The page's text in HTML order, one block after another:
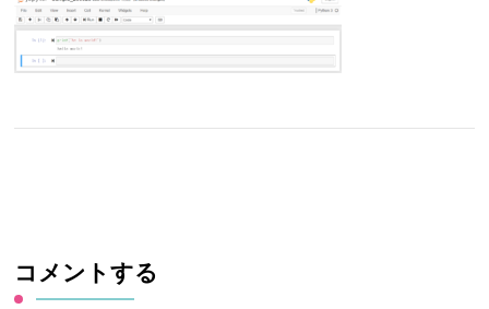
コメントする